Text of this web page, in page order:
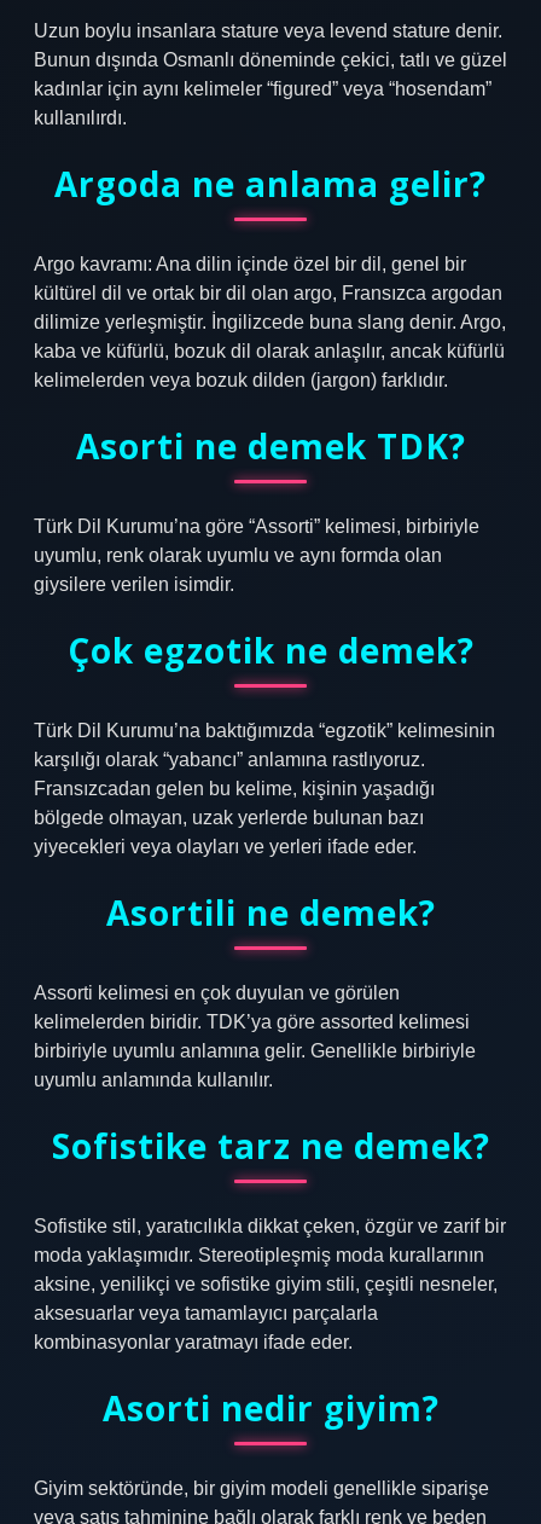
Uzun boylu insanlara stature veya levend stature denir.
Bunun dışında Osmanlı döneminde çekici, tatlı ve güzel
kadınlar için aynı kelimeler “figured” veya “hosendam”
kullanılırdı.
Argoda ne anlama gelir?
Argo kavramı: Ana dilin içinde özel bir dil, genel bir
kültürel dil ve ortak bir dil olan argo, Fransızca argodan
dilimize yerleşmiştir. İngilizcede buna slang denir. Argo,
kaba ve küfürlü, bozuk dil olarak anlaşılır, ancak küfürlü
kelimelerden veya bozuk dilden (jargon) farklıdır.
Asorti ne demek TDK?
Türk Dil Kurumu’na göre “Assorti” kelimesi, birbiriyle
uyumlu, renk olarak uyumlu ve aynı formda olan
giysilere verilen isimdir.
Çok egzotik ne demek?
Türk Dil Kurumu’na baktığımızda “egzotik” kelimesinin
karşılığı olarak “yabancı” anlamına rastlıyoruz.
Fransızcadan gelen bu kelime, kişinin yaşadığı
bölgede olmayan, uzak yerlerde bulunan bazı
yiyecekleri veya olayları ve yerleri ifade eder.
Asortili ne demek?
Assorti kelimesi en çok duyulan ve görülen
kelimelerden biridir. TDK’ya göre assorted kelimesi
birbiriyle uyumlu anlamına gelir. Genellikle birbiriyle
uyumlu anlamında kullanılır.
Sofistike tarz ne demek?
Sofistike stil, yaratıcılıkla dikkat çeken, özgür ve zarif bir
moda yaklaşımıdır. Stereotipleşmiş moda kurallarının
aksine, yenilikçi ve sofistike giyim stili, çeşitli nesneler,
aksesuarlar veya tamamlayıcı parçalarla
kombinasyonlar yaratmayı ifade eder.
Asorti nedir giyim?
Giyim sektöründe, bir giyim modeli genellikle siparişe
veya satış tahminine bağlı olarak farklı renk ve beden